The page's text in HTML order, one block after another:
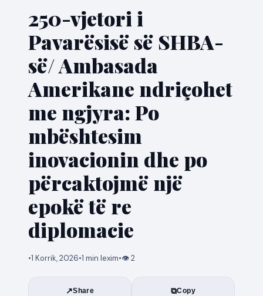
250-vjetori i
Pavarësisë së SHBA-
së/ Ambasada
Amerikane ndriçohet
me ngjyra: Po
mbështesim
inovacionin dhe po
përcaktojmë një
epokë të re
diplomacie
•1 Korrik, 2026•1 min lexim•👁 2
↗Share ⧉Copy